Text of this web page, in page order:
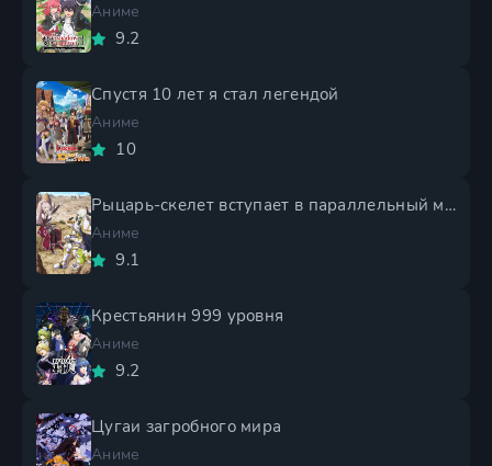
Аниме
9.2
Спустя 10 лет я стал легендой
Аниме
10
Рыцарь-скелет вступает в параллельный мир 2 сезон
Аниме
9.1
Крестьянин 999 уровня
Аниме
9.2
Цугаи загробного мира
Аниме